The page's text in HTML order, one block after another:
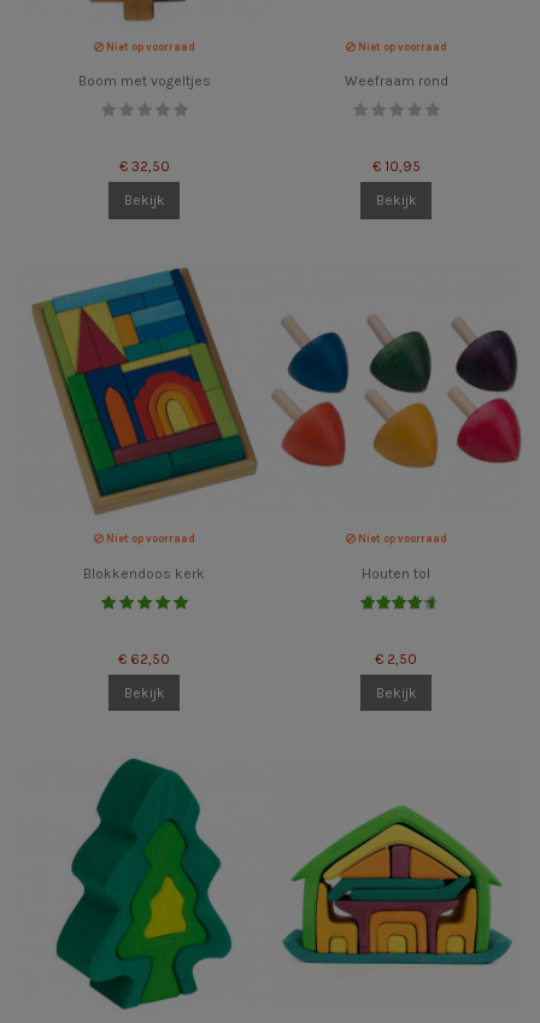
Niet op voorraad
Boom met vogeltjes
€ 32,50
Bekijk
Niet op voorraad
Weefraam rond
€ 10,95
Bekijk
Niet op voorraad
Blokkendoos kerk
€ 62,50
Bekijk
Niet op voorraad
Houten tol
€ 2,50
Bekijk